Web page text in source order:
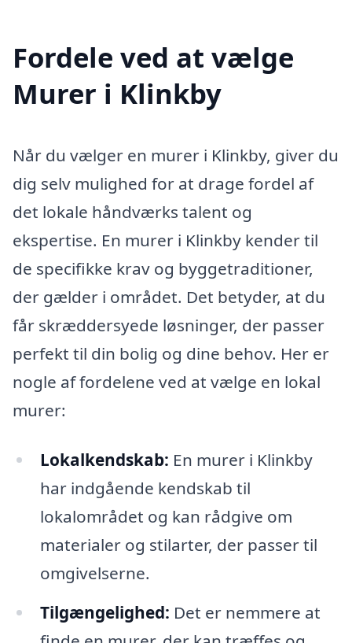
Fordele ved at vælge
Murer i Klinkby
Når du vælger en murer i Klinkby, giver du
dig selv mulighed for at drage fordel af
det lokale håndværks talent og
ekspertise. En murer i Klinkby kender til
de specifikke krav og byggetraditioner,
der gælder i området. Det betyder, at du
får skræddersyede løsninger, der passer
perfekt til din bolig og dine behov. Her er
nogle af fordelene ved at vælge en lokal
murer:
Lokalkendskab: En murer i Klinkby
har indgående kendskab til
lokalområdet og kan rådgive om
materialer og stilarter, der passer til
omgivelserne.
Tilgængelighed: Det er nemmere at